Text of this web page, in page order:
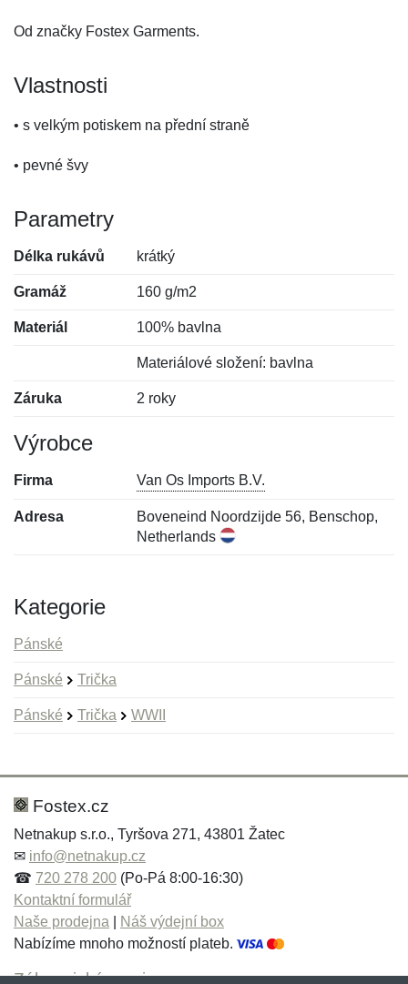
Od značky Fostex Garments.
Vlastnosti
• s velkým potiskem na přední straně
• pevné švy
Parametry
Délka rukávů krátký
Gramáž 160 g/m2
Materiál 100% bavlna
Materiálové složení: bavlna
Záruka 2 roky
Výrobce
Firma Van Os Imports B.V.
Adresa
Boveneind Noordzijde 56, Benschop,
Netherlands
Kategorie
Pánské
Pánské Trička
Pánské Trička WWII
Hodnocení:
Jméno: *
Jméno:
E-mail:*
Fostex.cz
Netnakup s.r.o., Tyršova 271, 43801 Žatec
✉ info@netnakup.cz
☎ 720 278 200 (Po-Pá 8:00-16:30)
Kontaktní formulář
Naše prodejna
Náš výdejní box
Nabízíme mnoho možností plateb.
Zákaznický servis